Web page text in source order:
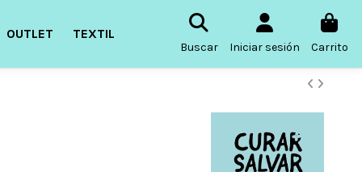
OUTLET TEXTIL
Buscar Iniciar sesión Carrito